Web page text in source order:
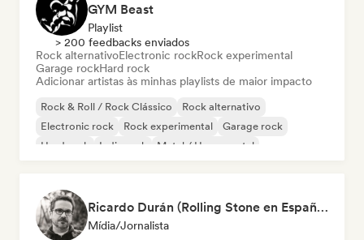
GYM Beast
Playlist
> 200 feedbacks enviados
Rock alternativoElectronic rockRock experimental
Garage rockHard rock
Adicionar artistas às minhas playlists de maior impacto
Rock & Roll / Rock Clássico
Rock alternativo
Electronic rock
Rock experimental
Garage rock
Hard rock
Indie rock Metal / Heavy metal
Ricardo Durán (Rolling Stone en Español-Editor-in-chief)
Mídia/Jornalista